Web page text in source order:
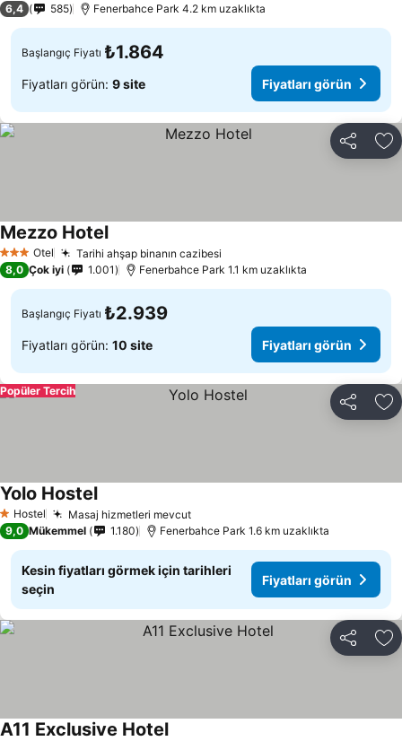
6,4 585 Fenerbahce Park 4.2 km uzaklıkta
Başlangıç Fiyatı ₺1.864
Fiyatları görün: 9 site Fiyatları görün
Paylaş
3 YıldızOtel Tarihi ahşap binanın cazibesi
Mezzo Hotel
8,0 Çok iyi 1.001 Fenerbahce Park 1.1 km uzaklıkta
Başlangıç Fiyatı ₺2.939
Fiyatları görün: 10 site Fiyatları görün
Paylaş
Popüler Tercih
1 Yıldız
Hostel Masaj hizmetleri mevcut
Yolo Hostel
9,0 Mükemmel 1.180 Fenerbahce Park 1.6 km uzaklıkta
Kesin fiyatları görmek için tarihleri
seçin
Fiyatları görün
Paylaş
A11 Exclusive Hotel